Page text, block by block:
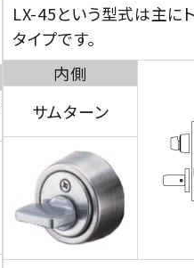
LX-45という型式は主に
タイプです。
内側
サムターン